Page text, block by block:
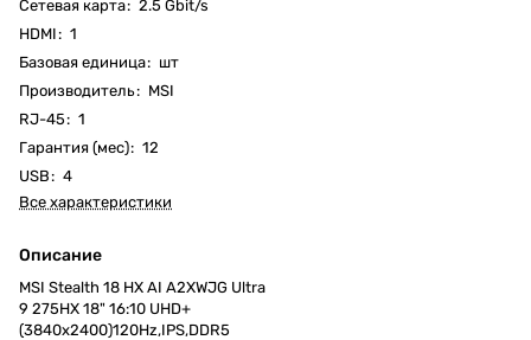
Cетевая карта: 2.5 Gbit/s
HDMI: 1
Базовая единица: шт
Производитель: MSI
RJ-45: 1
Гарантия (мес): 12
USB: 4
Все характеристики
Описание
MSI Stealth 18 HX AI A2XWJG Ultra
9 275HX 18" 16:10 UHD+
(3840x2400)120Hz,IPS,DDR5